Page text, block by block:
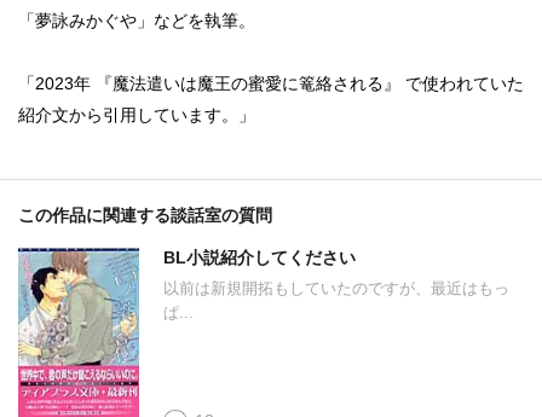
「夢詠みかぐや」などを執筆。
「2023年 『魔法遣いは魔王の蜜愛に篭絡される』 で使われていた
紹介文から引用しています。」
この作品に関連する談話室の質問
BL小説紹介してください
以前は新規開拓もしていたのですが、最近はもっ
ぱ...